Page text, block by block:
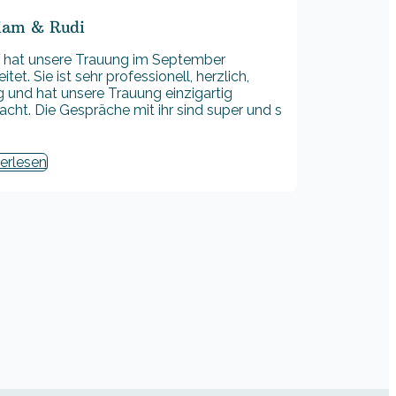
& Rudi
hat unsere Trauung im September
Sie ist sehr professionell, herzlich,
und hat unsere Trauung einzigartig
Die Gespräche mit ihr sind super und s